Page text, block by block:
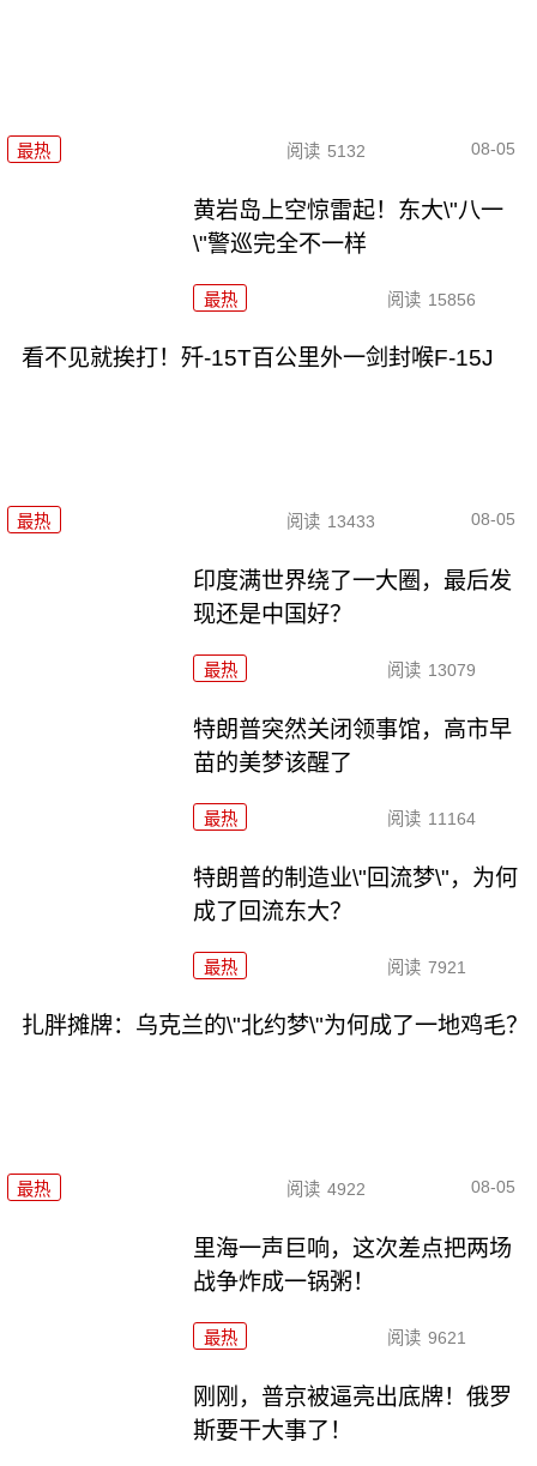
最热 阅读 5132 08-05
黄岩岛上空惊雷起！东大\"八一
\"警巡完全不一样
最热 阅读 15856
看不见就挨打！歼-15T百公里外一剑封喉F-15J
最热 阅读 13433 08-05
印度满世界绕了一大圈，最后发
现还是中国好？
最热 阅读 13079
特朗普突然关闭领事馆，高市早
苗的美梦该醒了
最热 阅读 11164
特朗普的制造业\"回流梦\"，为何
成了回流东大？
最热 阅读 7921
扎胖摊牌：乌克兰的\"北约梦\"为何成了一地鸡毛？
最热 阅读 4922 08-05
里海一声巨响，这次差点把两场
战争炸成一锅粥！
最热 阅读 9621
刚刚，普京被逼亮出底牌！俄罗
斯要干大事了！